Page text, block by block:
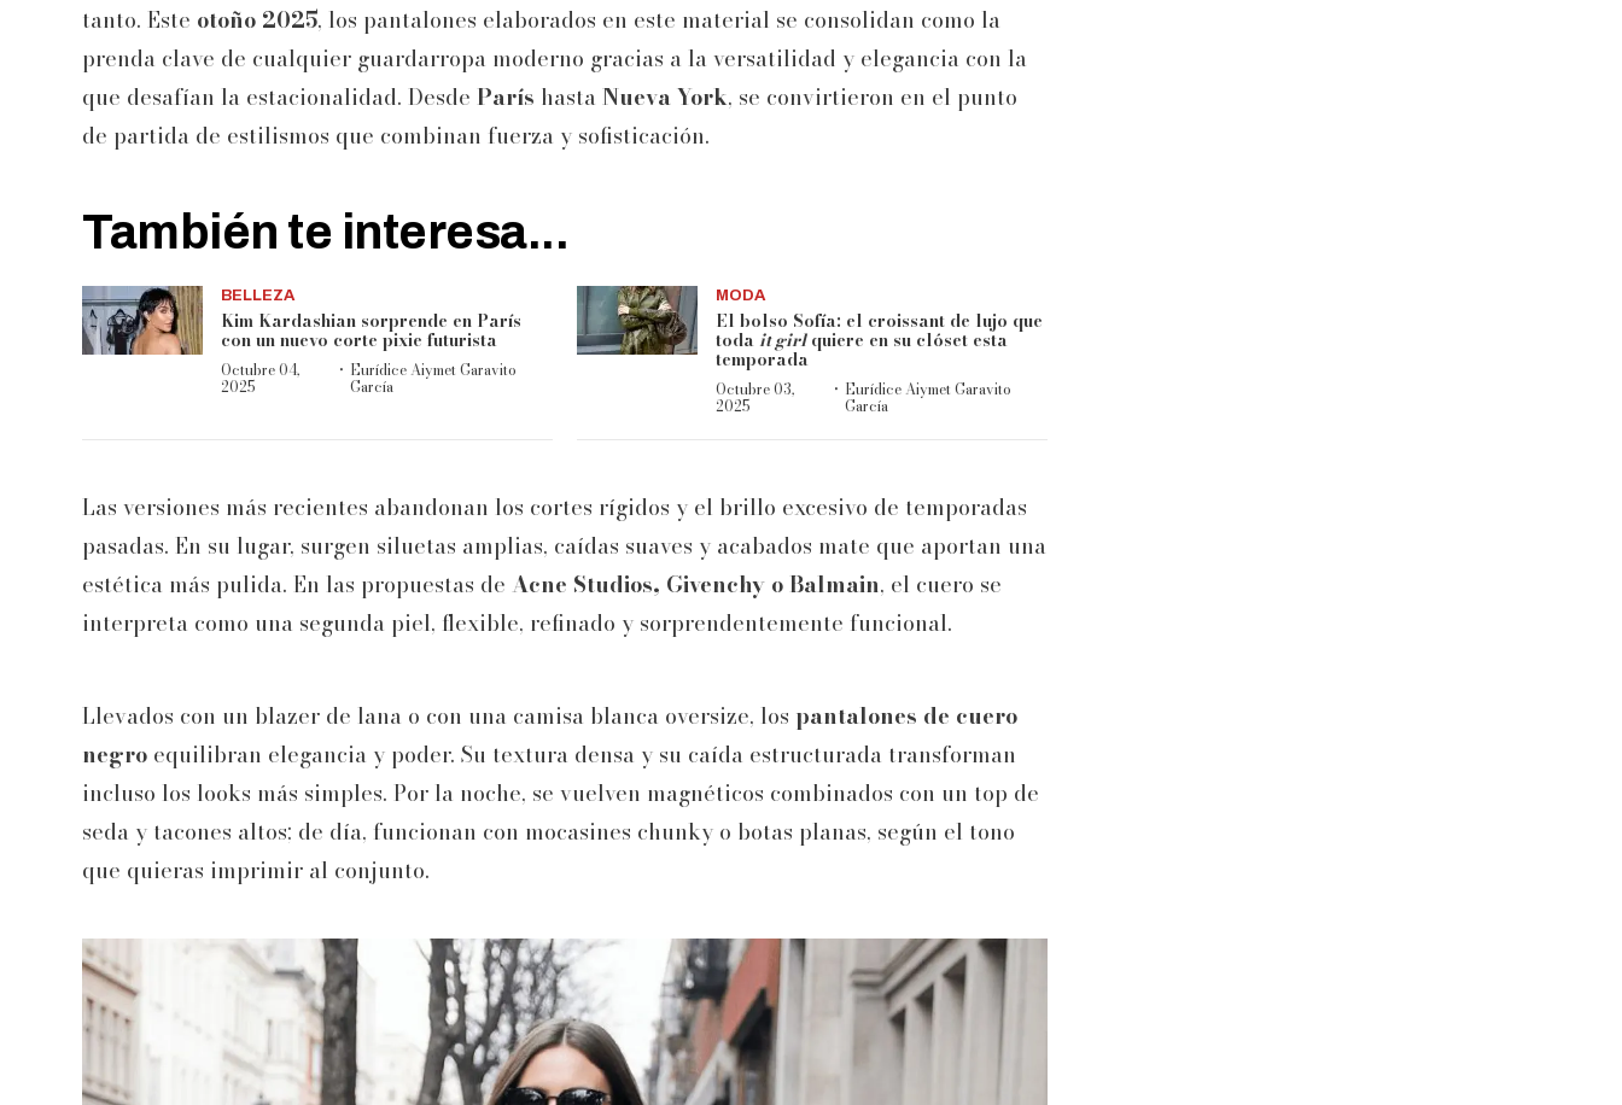
tanto. Este otoño 2025, los pantalones elaborados en este material se consolidan como la
prenda clave de cualquier guardarropa moderno gracias a la versatilidad y elegancia con la
que desafían la estacionalidad. Desde París hasta Nueva York, se convirtieron en el punto
de partida de estilismos que combinan fuerza y sofisticación.
También te interesa...
BELLEZA
Kim Kardashian sorprende en París
con un nuevo corte pixie futurista
Octubre 04,
2025 · Eurídice Aiymet Garavito
García
MODA
El bolso Sofía: el croissant de lujo que
todait girlquiere en su clóset esta
temporada
Octubre 03,
2025 · Eurídice Aiymet Garavito
García
Las versiones más recientes abandonan los cortes rígidos y el brillo excesivo de temporadas
pasadas. En su lugar, surgen siluetas amplias, caídas suaves y acabados mate que aportan una
estética más pulida. En las propuestas de Acne Studios, Givenchy o Balmain, el cuero se
interpreta como una segunda piel, flexible, refinado y sorprendentemente funcional.
Llevados con un blazer de lana o con una camisa blanca oversize, los pantalones de cuero
negro equilibran elegancia y poder. Su textura densa y su caída estructurada transforman
incluso los looks más simples. Por la noche, se vuelven magnéticos combinados con un top de
seda y tacones altos; de día, funcionan con mocasines chunky o botas planas, según el tono
que quieras imprimir al conjunto.